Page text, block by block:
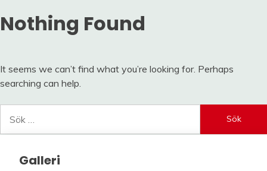
Nothing Found
It seems we can’t find what you’re looking for. Perhaps
searching can help.
efter:
Galleri